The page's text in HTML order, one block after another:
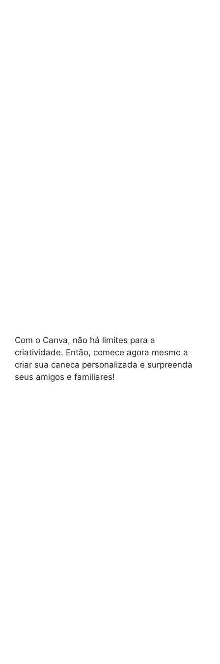
Com o Canva, não há limites para a
criatividade. Então, comece agora mesmo a
criar sua caneca personalizada e surpreenda
seus amigos e familiares!